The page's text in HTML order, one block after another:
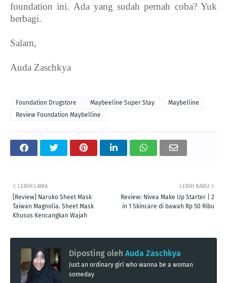
foundation ini. Ada yang sudah pernah coba? Yuk
berbagi.
Salam,
Auda Zaschkya
Foundation Drugstore Maybeeline Super Stay
Maybelline
Review Foundation Maybelline
LEBIH BARU
Review: Nivea Make Up Starter | 2
in 1 Skincare di bawah Rp 50 Ribu
LEBIH LAMA
[Review] Naruko Sheet Mask
Taiwan Magnolia. Sheet Mask
Khusus Kencangkan Wajah
Diposting oleh Auda Zaschkya
Just an ordinary girl who wanna be a woman
someday